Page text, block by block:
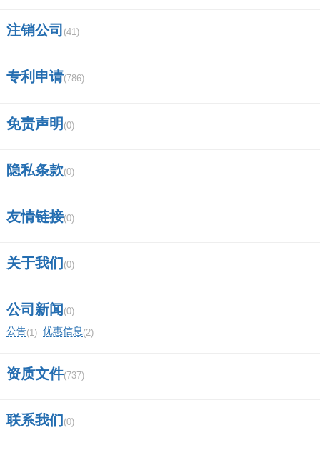
注销公司 (41)
专利申请(786)
免责声明 (0)
隐私条款(0)
友情链接(0)
关于我们 (0)
公司新闻 (0)
公告(1) 优惠信息(2)
资质文件(737)
联系我们 (0)